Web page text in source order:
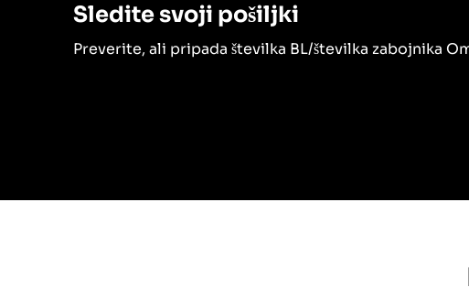
Sledite svoji pošiljki
Preverite, ali pripada številka BL/številka zabojnika